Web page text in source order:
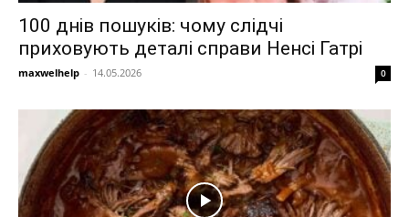
100 днів пошуків: чому слідчі
приховують деталі справи Ненсі Гатрі
maxwelhelp - 14.05.2026 0